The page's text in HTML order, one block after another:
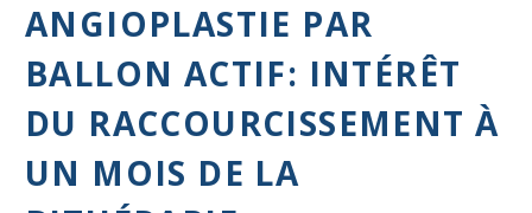
ANGIOPLASTIE PAR
BALLON ACTIF: INTÉRÊT
DU RACCOURCISSEMENT À
UN MOIS DE LA